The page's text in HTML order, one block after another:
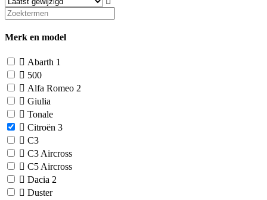
Merk en model
Abarth 1
500
Alfa Romeo 2
Giulia
Tonale
Citroën 3
C3
C3 Aircross
C5 Aircross
Dacia 2
Duster